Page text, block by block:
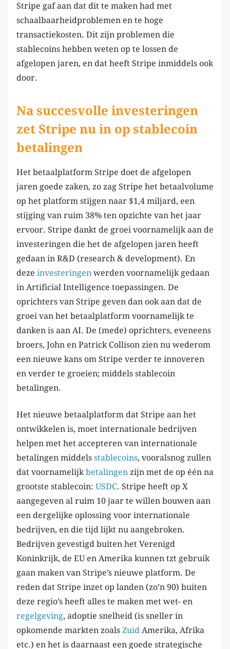
Stripe gaf aan dat dit te maken had met
schaalbaarheidproblemen en te hoge
transactiekosten. Dit zijn problemen die
stablecoins hebben weten op te lossen de
afgelopen jaren, en dat heeft Stripe inmiddels ook
door.
Na succesvolle investeringen
zet Stripe nu in op stablecoin
betalingen
Het betaalplatform Stripe doet de afgelopen
jaren goede zaken, zo zag Stripe het betaalvolume
op het platform stijgen naar $1,4 miljard, een
stijging van ruim 38% ten opzichte van het jaar
ervoor. Stripe dankt de groei voornamelijk aan de
investeringen die het de afgelopen jaren heeft
gedaan in R&D (research & development). En
deze investeringen werden voornamelijk gedaan
in Artificial Intelligence toepassingen. De
oprichters van Stripe geven dan ook aan dat de
groei van het betaalplatform voornamelijk te
danken is aan AI. De (mede) oprichters, eveneens
broers, John en Patrick Collison zien nu wederom
een nieuwe kans om Stripe verder te innoveren
en verder te groeien; middels stablecoin
betalingen.
Het nieuwe betaalplatform dat Stripe aan het
ontwikkelen is, moet internationale bedrijven
helpen met het accepteren van internationale
betalingen middels stablecoins, vooralsnog zullen
dat voornamelijk betalingen zijn met de op één na
grootste stablecoin: USDC. Stripe heeft op X
aangegeven al ruim 10 jaar te willen bouwen aan
een dergelijke oplossing voor internationale
bedrijven, en die tijd lijkt nu aangebroken.
Bedrijven gevestigd buiten het Verenigd
Koninkrijk, de EU en Amerika kunnen tzt gebruik
gaan maken van Stripe’s nieuwe platform. De
reden dat Stripe inzet op landen (zo’n 90) buiten
deze regio’s heeft alles te maken met wet- en
regelgeving, adoptie snelheid (is sneller in
opkomende markten zoals Zuid Amerika, Afrika
etc.) en het is daarnaast een goede strategische